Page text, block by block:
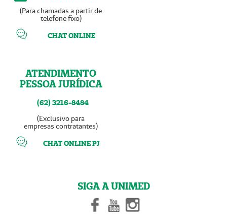
(Para chamadas a partir de
telefone fixo)
CHAT ONLINE
ATENDIMENTO
PESSOA JURÍDICA
(62) 3216-8484
(Exclusivo para
empresas contratantes)
CHAT ONLINE PJ
SIGA A UNIMED